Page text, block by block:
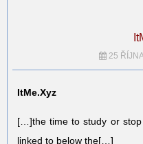
25
ItMe.Xyz
[…]the time to study or stop
linked to below the[…]